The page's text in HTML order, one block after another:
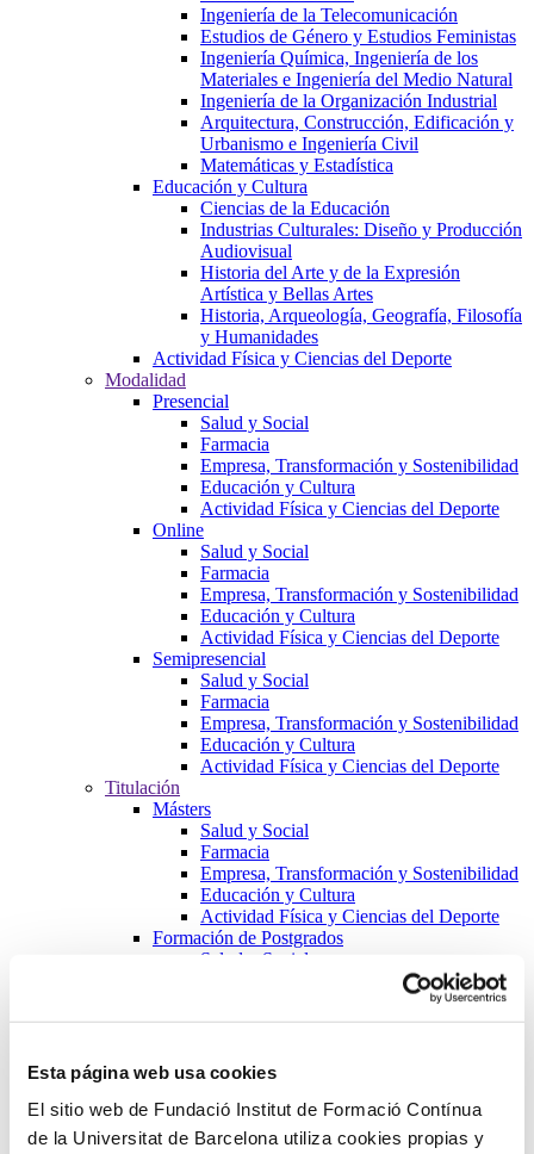
Esta página web usa cookies
El sitio web de Fundació Institut de Formació Contínua
de la Universitat de Barcelona utiliza cookies propias y
Ingeniería de la Telecomunicación
Estudios de Género y Estudios Feministas
Ingeniería Química, Ingeniería de los
Materiales e Ingeniería del Medio Natural
Ingeniería de la Organización Industrial
Arquitectura, Construcción, Edificación y
Urbanismo e Ingeniería Civil
Matemáticas y Estadística
Educación y Cultura
Ciencias de la Educación
Industrias Culturales: Diseño y Producción
Audiovisual
Historia del Arte y de la Expresión
Artística y Bellas Artes
Historia, Arqueología, Geografía, Filosofía
y Humanidades
Actividad Física y Ciencias del Deporte
Modalidad
Presencial
Salud y Social
Farmacia
Empresa, Transformación y Sostenibilidad
Educación y Cultura
Actividad Física y Ciencias del Deporte
Online
Salud y Social
Farmacia
Empresa, Transformación y Sostenibilidad
Educación y Cultura
Actividad Física y Ciencias del Deporte
Semipresencial
Salud y Social
Farmacia
Empresa, Transformación y Sostenibilidad
Educación y Cultura
Actividad Física y Ciencias del Deporte
Titulación
Másters
Salud y Social
Farmacia
Empresa, Transformación y Sostenibilidad
Educación y Cultura
Actividad Física y Ciencias del Deporte
Formación de Postgrados
Salud y Social
Empresa, Transformación y Sostenibilidad
Educación y Cultura
Cursos
Farmacia
Empresa, Transformación y Sostenibilidad